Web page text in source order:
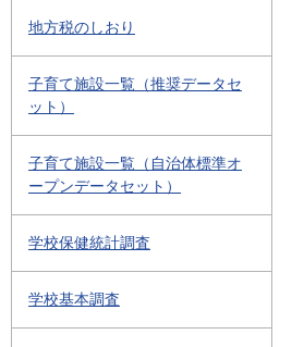
地方税のしおり
子育て施設一覧（推奨データセ
ット）
子育て施設一覧（自治体標準オ
ープンデータセット）
学校保健統計調査
学校基本調査